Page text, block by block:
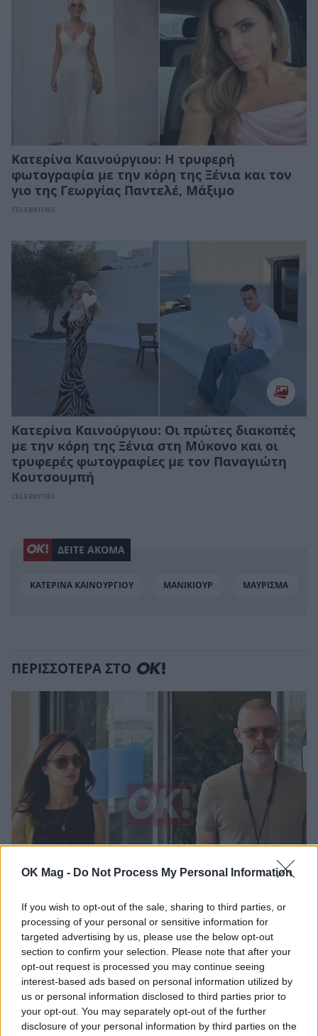
OK Mag - Do Not Process My Personal Information
If you wish to opt-out of the sale, sharing to third parties, or
processing of your personal or sensitive information for
targeted advertising by us, please use the below opt-out
section to confirm your selection. Please note that after your
opt-out request is processed you may continue seeing
interest-based ads based on personal information utilized by
us or personal information disclosed to third parties prior to
your opt-out. You may separately opt-out of the further
disclosure of your personal information by third parties on the
Kατερίνα Καινούργιου: Η τρυφερή
φωτογραφία με την κόρη της Ξένια και τον
γιο της Γεωργίας Παντελέ, Μάξιμο
CELEBRITIES
Kατερίνα Καινούργιου: Οι πρώτες διακοπές
με την κόρη της Ξένια στη Μύκονο και οι
τρυφερές φωτογραφίες με τον Παναγιώτη
Κουτσουμπή
CELEBRITIES
ΔΕΙΤΕ ΑΚΟΜΑ
ΚΑΤΕΡΙΝΑ ΚΑΙΝΟΥΡΓΙΟΥ ΜΑΝΙΚΙΟΥΡ ΜΑΥΡΙΣΜΑ
ΠΕΡΙΣΣΟΤΕΡΑ ΣΤΟ
Χρήστος Λούλης – Έμιλυ Κολιανδρή: Χαλαρές
Αθήνας